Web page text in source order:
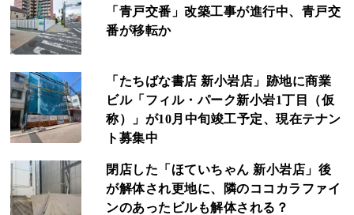
「青戸交番」改築工事が進行中、青戸交
番が移転か
「たちばな書店 新小岩店」跡地に商業
ビル「フィル・パーク新小岩1丁目（仮
称）」が10月中旬竣工予定、現在テナン
ト募集中
閉店した「ほていちゃん 新小岩店」後
が解体され更地に、隣のココカラファイ
ンのあったビルも解体される？